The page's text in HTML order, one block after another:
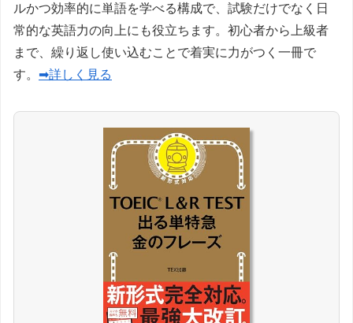
ルかつ効率的に単語を学べる構成で、試験だけでなく日
常的な英語力の向上にも役立ちます。初心者から上級者
まで、繰り返し使い込むことで着実に力がつく一冊で
す。 ➡詳しく見る